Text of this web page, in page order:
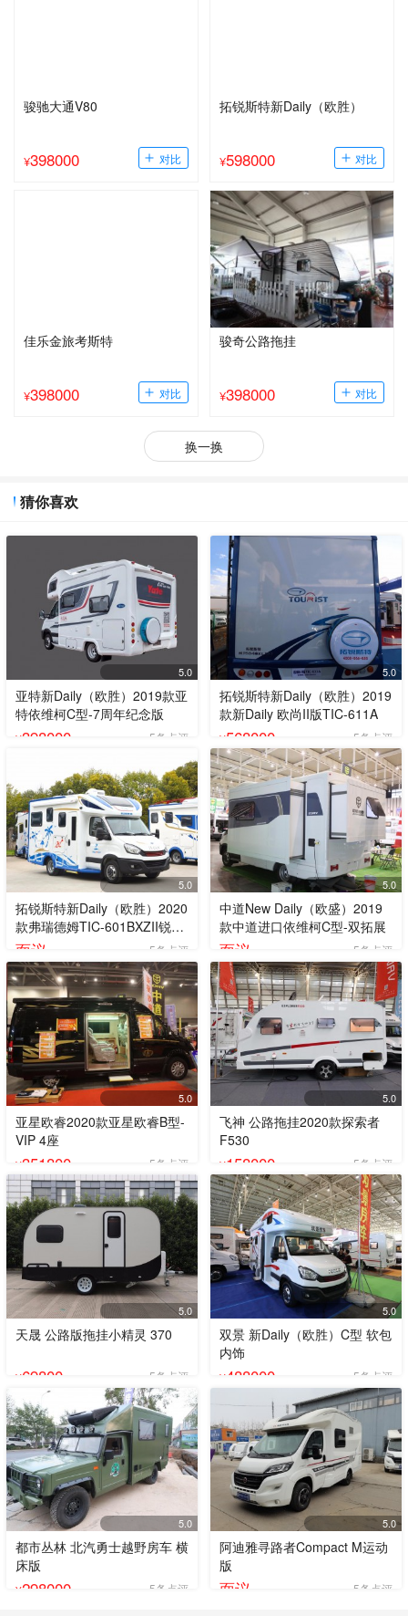
骏驰大通V80
¥398000
拓锐斯特新Daily（欧胜）
¥598000
佳乐金旅考斯特
¥398000
骏奇公路拖挂
¥398000
换一换
猜你喜欢
5.0
亚特新Daily（欧胜）2019款亚
特依维柯C型-7周年纪念版
¥398000 5条点评
5.0
拓锐斯特新Daily（欧胜）2019
款新Daily 欧尚II版TIC-611A
¥568000 5条点评
5.0
拓锐斯特新Daily（欧胜）2020
款弗瑞德姆TIC-601BXZII锐意
版
面议 5条点评
5.0
中道New Daily（欧盛）2019
款中道进口依维柯C型-双拓展
面议 5条点评
5.0
亚星欧睿2020款亚星欧睿B型-
VIP 4座
¥351800 5条点评
5.0
飞神 公路拖挂2020款探索者
F530
¥158000 5条点评
5.0
天晟 公路版拖挂小精灵 370
¥69800 5条点评
5.0
双景 新Daily（欧胜）C型 软包
内饰
¥488000 5条点评
5.0
都市丛林 北汽勇士越野房车 横
床版
¥298000 5条点评
5.0
阿迪雅寻路者Compact M运动
版
面议 5条点评